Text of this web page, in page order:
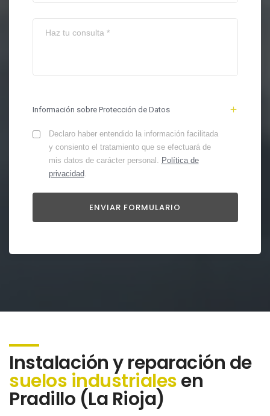
Información sobre Protección de Datos
Declaro haber entendido la información facilitada
y consiento el tratamiento que se efectuará de
mis datos de carácter personal. Política de
privacidad.
Instalación y reparación de
suelos industrialesen
Pradillo (La Rioja)